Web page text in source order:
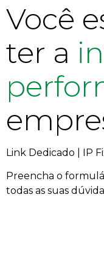
Você
ter a
Link Dedicado | IP
Preencha o
todas as suas